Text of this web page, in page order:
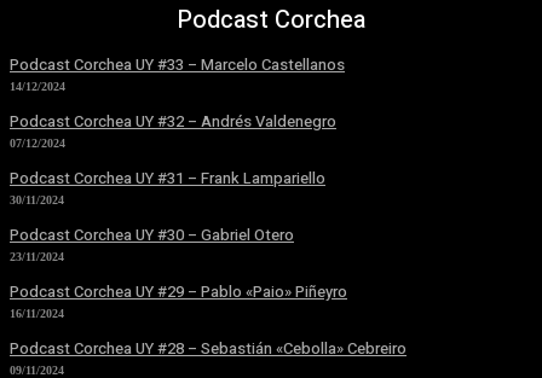
Podcast Corchea
Podcast Corchea UY #33 – Marcelo Castellanos
14/12/2024
Podcast Corchea UY #32 – Andrés Valdenegro
07/12/2024
Podcast Corchea UY #31 – Frank Lampariello
30/11/2024
Podcast Corchea UY #30 – Gabriel Otero
23/11/2024
Podcast Corchea UY #29 – Pablo «Paio» Piñeyro
16/11/2024
Podcast Corchea UY #28 – Sebastián «Cebolla» Cebreiro
09/11/2024